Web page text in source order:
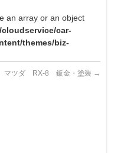
an array or an object
cloudservice/car-
themes/biz-
マツダ RX-8 鈑金・塗装 →